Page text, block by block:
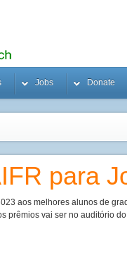
Jobs Donate
para
aos melhores alunos de
prêmios vai ser no auditório